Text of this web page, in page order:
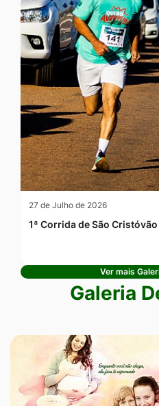
27 de Julho de 2026
1ª Corrida de São Cristóvão
Ver mais
Galeria